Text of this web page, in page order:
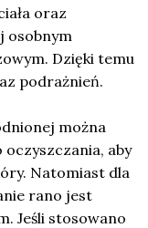
oraz
osobnym
Dzięki temu
podrażnień.
można
aby
Natomiast dla
rano jest
Jeśli stosowano